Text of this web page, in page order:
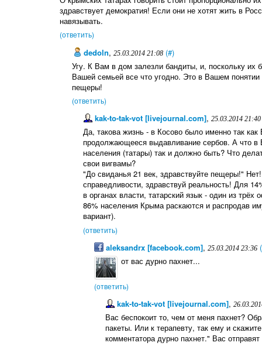
здравствует демократия! Если они не хотят жить в
навязывать.
(ответить)
dedoln, 25.03.2014 21:08 (#)
Угу. К Вам в дом залезли бандиты, и, поскольку
Вашей семьей все что угодно. Это в Вашем
пещеры!
(ответить)
kak-to-tak-vot [livejournal.com],25.03.2014 21:40
Да, такова жизнь - в Косово было именно так
продолжающееся выдавливание сербов. А что
населения (татары) так и должно быть? Что
свои вигвамы?
"До свиданья 21 век, здравствуйте пещеры!"
справедливости, здравствуй реальность! Для
в органах власти, татарский язык - один из
86% населения Крыма раскаются и распродав
вариант).
(ответить)
aleksandrx [facebook.com],25.03.2014 23:36
от вас дурно пахнет...
(ответить)
kak-to-tak-vot [livejournal.com],
Вас беспокоит то, чем от меня пахнет?
пакеты. Или к терапевту, так ему и
комментатора дурно пахнет." Вас